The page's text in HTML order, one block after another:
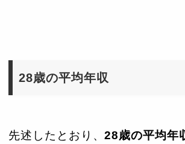
28歳の平均年収
先述したとおり、28歳の平均年